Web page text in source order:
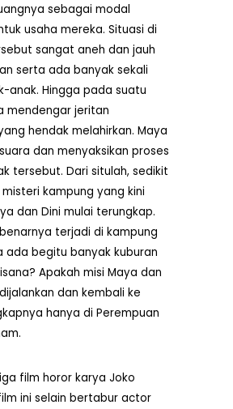
sebagai modal
usaha mereka. Situasi di
sangat aneh dan jauh
serta ada banyak sekali
anak. Hingga pada suatu
mendengar jeritan
hendak melahirkan. Maya
dan menyaksikan proses
tersebut. Dari situlah, sedikit
kampung yang kini
dan Dini mulai terungkap.
terjadi di kampung
ada begitu banyak kuburan
Apakah misi Maya dan
dan kembali ke
hanya di Perempuan
film horor karya Joko
ini selain bertabur actor